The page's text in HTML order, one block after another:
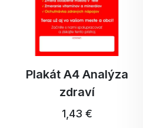
Plakát A4 Analýza
zdraví
1,43 €